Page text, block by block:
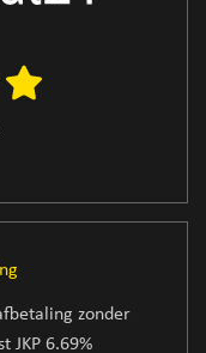
zonder
JKP 6.69%